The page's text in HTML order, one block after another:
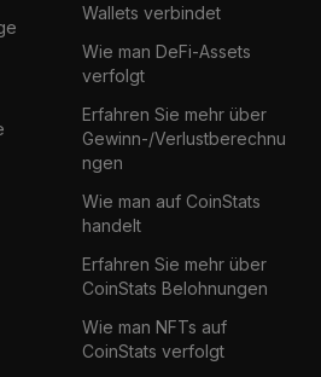
Wallets verbindet
Wie man DeFi-Assets
verfolgt
Erfahren Sie mehr über
Gewinn-/Verlustberechnu
ngen
Wie man auf CoinStats
handelt
Erfahren Sie mehr über
CoinStats Belohnungen
Wie man NFTs auf
CoinStats verfolgt